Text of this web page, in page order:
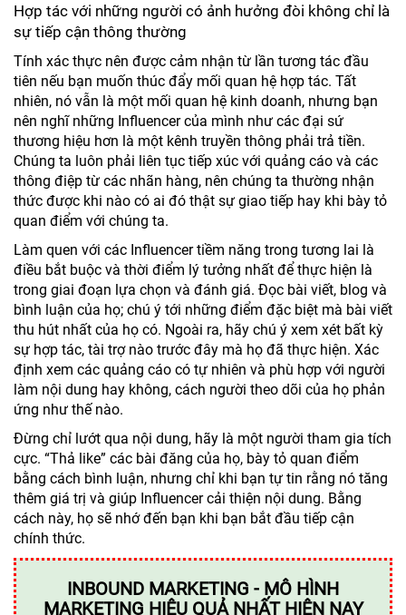
Hợp tác với những người có ảnh hưởng đòi không chỉ là
sự tiếp cận thông thường
Tính xác thực nên được cảm nhận từ lần tương tác đầu
tiên nếu bạn muốn thúc đẩy mối quan hệ hợp tác. Tất
nhiên, nó vẫn là một mối quan hệ kinh doanh, nhưng bạn
nên nghĩ những Influencer của mình như các đại sứ
thương hiệu hơn là một kênh truyền thông phải trả tiền.
Chúng ta luôn phải liên tục tiếp xúc với quảng cáo và các
thông điệp từ các nhãn hàng, nên chúng ta thường nhận
thức được khi nào có ai đó thật sự giao tiếp hay khi bày tỏ
quan điểm với chúng ta.
Làm quen với các Influencer tiềm năng trong tương lai là
điều bắt buộc và thời điểm lý tưởng nhất để thực hiện là
trong giai đoạn lựa chọn và đánh giá. Đọc bài viết, blog và
bình luận của họ; chú ý tới những điểm đặc biệt mà bài viết
thu hút nhất của họ có. Ngoài ra, hãy chú ý xem xét bất kỳ
sự hợp tác, tài trợ nào trước đây mà họ đã thực hiện. Xác
định xem các quảng cáo có tự nhiên và phù hợp với người
làm nội dung hay không, cách người theo dõi của họ phản
ứng như thế nào.
Đừng chỉ lướt qua nội dung, hãy là một người tham gia tích
cực. “Thả like” các bài đăng của họ, bày tỏ quan điểm
bằng cách bình luận, nhưng chỉ khi bạn tự tin rằng nó tăng
thêm giá trị và giúp Influencer cải thiện nội dung. Bằng
cách này, họ sẽ nhớ đến bạn khi bạn bắt đầu tiếp cận
chính thức.
INBOUND MARKETING - MÔ HÌNH
MARKETING HIỆU QUẢ NHẤT HIỆN NAY